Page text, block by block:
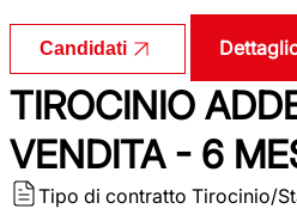
Candidati
TIROCINIO
VENDITA - 6
Tipo di contratto Tirocinio/